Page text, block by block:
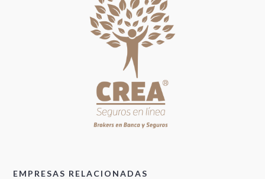
EMPRESAS RELACIONADAS